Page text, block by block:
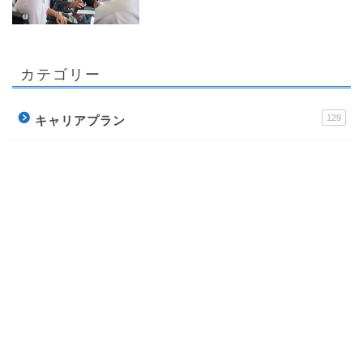
カテゴリー
キャリアプラン 129